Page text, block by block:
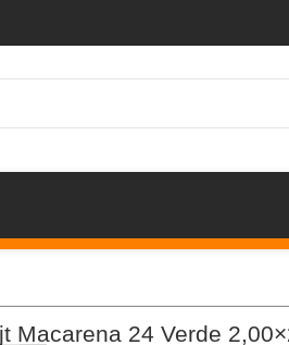
Macarena 24 Verde